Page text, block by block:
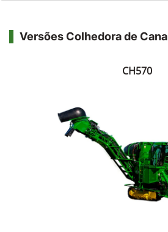
Versões Colhedora de Cana
CH570